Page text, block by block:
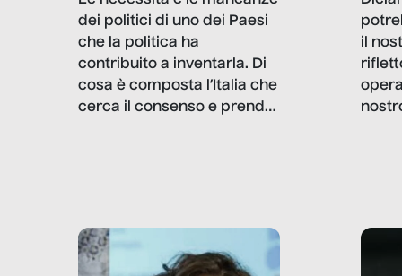
dei politici di uno dei Paesi
che la politica ha
contribuito a inventarla. Di
cosa è composta l’Italia che
cerca il consenso e prende
il